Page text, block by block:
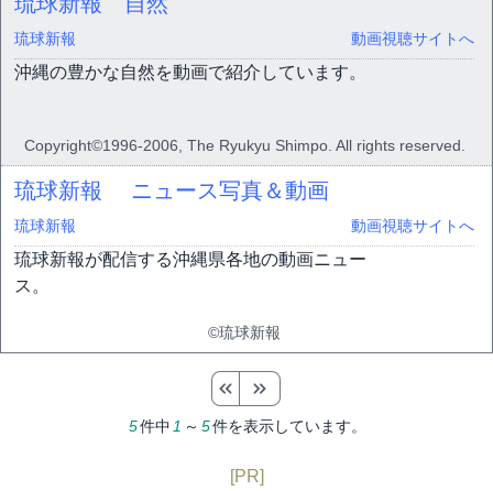
琉球新報 動画視聴サイトへ
沖縄の豊かな自然を動画で紹介しています。
Copyright©1996-2006, The Ryukyu Shimpo. All rights reserved.
琉球新報 ニュース写真＆動画
琉球新報 動画視聴サイトへ
琉球新報が配信する沖縄県各地の動画ニュー
ス。
©琉球新報
5件中 1 ～ 5件を表示しています。
[PR]